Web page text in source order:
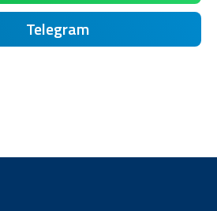
Telegram